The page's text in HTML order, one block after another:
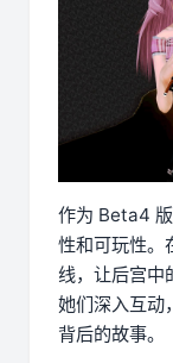
作为 Beta4
性和可玩性。
线，让后宫中
她们深入互动
背后的故事。